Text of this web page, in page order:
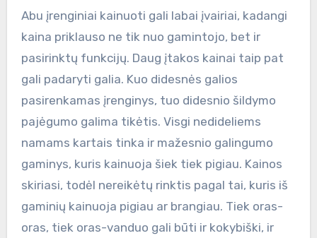
Abu įrenginiai kainuoti gali labai įvairiai, kadangi
kaina priklauso ne tik nuo gamintojo, bet ir
pasirinktų funkcijų. Daug įtakos kainai taip pat
gali padaryti galia. Kuo didesnės galios
pasirenkamas įrenginys, tuo didesnio šildymo
pajėgumo galima tikėtis. Visgi nedideliems
namams kartais tinka ir mažesnio galingumo
gaminys, kuris kainuoja šiek tiek pigiau. Kainos
skiriasi, todėl nereikėtų rinktis pagal tai, kuris iš
gaminių kainuoja pigiau ar brangiau. Tiek oras-
oras, tiek oras-vanduo gali būti ir kokybiški, ir